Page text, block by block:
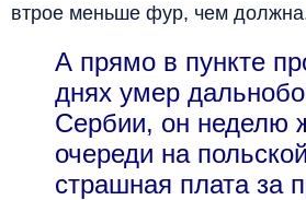
втрое меньше фур, чем
А прямо в пункте
днях умер
Сербии, он неделю
очереди на
страшная плата за